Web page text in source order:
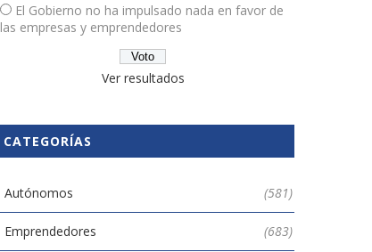
El Gobierno no ha impulsado nada en favor de
las empresas y emprendedores
Ver resultados
CATEGORÍAS
Autónomos (581)
Emprendedores (683)